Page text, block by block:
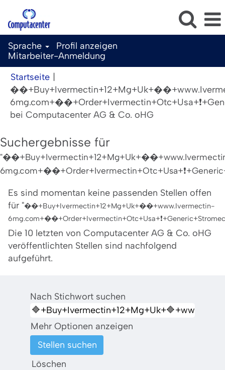
Sprache
Profil anzeigen
Mitarbeiter-Anmeldung
Startseite
bei Computacenter AG & Co. oHG
Suchergebnisse für
Es sind momentan keine passenden Stellen offen
für "��+Buy+Ivermectin+12+Mg+Uk+��+www.Ivermectin-
Die 10 letzten von Computacenter AG & Co. oHG
veröffentlichten Stellen sind nachfolgend
aufgeführt.
Nach Stichwort suchen
Mehr Optionen anzeigen
Löschen